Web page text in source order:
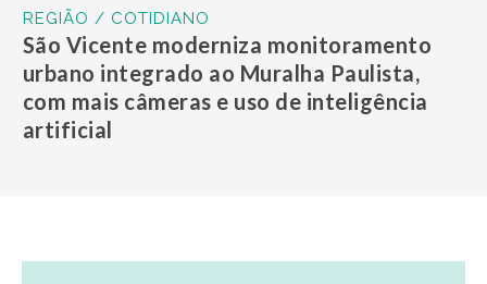
REGIÃO / COTIDIANO
São Vicente moderniza monitoramento
urbano integrado ao Muralha Paulista,
com mais câmeras e uso de inteligência
artificial